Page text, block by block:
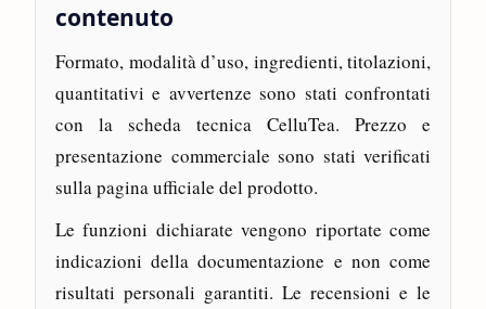
contenuto
Formato, modalità d’uso, ingredienti, titolazioni,
quantitativi e avvertenze sono stati confrontati
con la scheda tecnica CelluTea. Prezzo e
presentazione commerciale sono stati verificati
sulla pagina ufficiale del prodotto.
Le funzioni dichiarate vengono riportate come
indicazioni della documentazione e non come
risultati personali garantiti. Le recensioni e le